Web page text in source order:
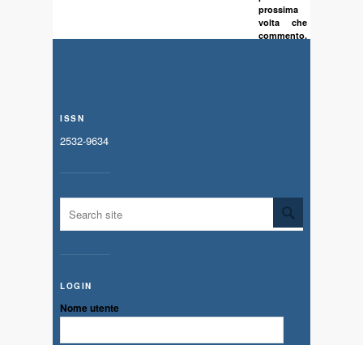
prossima
volta che
commento.
ISSN
2532-9634
LOGIN
Nome utente